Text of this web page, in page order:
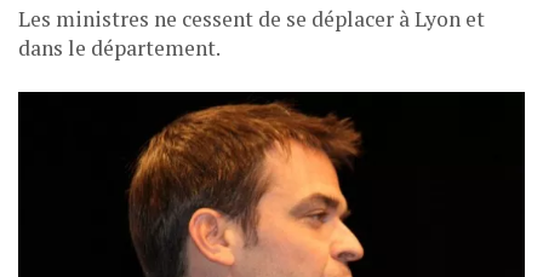
Les ministres ne cessent de se déplacer à Lyon et
dans le département.